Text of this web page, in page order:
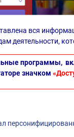
вся
деятельности,
программы,
значком